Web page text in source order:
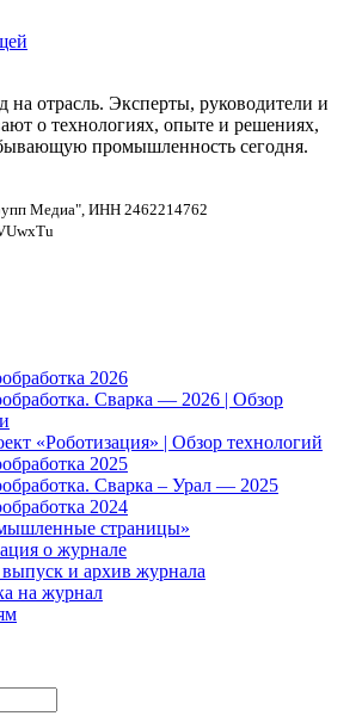
на отрасль. Эксперты, руководители и
о технологиях, опыте и решениях,
промышленность сегодня.
Медиа", ИНН 2462214762
2026
Сварка — 2026 | Обзор
«Роботизация» | Обзор технологий
2025
Сварка – Урал — 2025
2024
страницы»
о журнале
и архив журнала
на журнал